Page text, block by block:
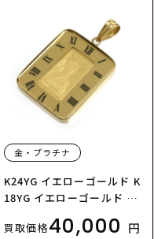
金・プラチナ
K24YG イエローゴールド K
18YG イエローゴールド 1g
プ 6.2g ガラス入り【中
買取価格40,000 円